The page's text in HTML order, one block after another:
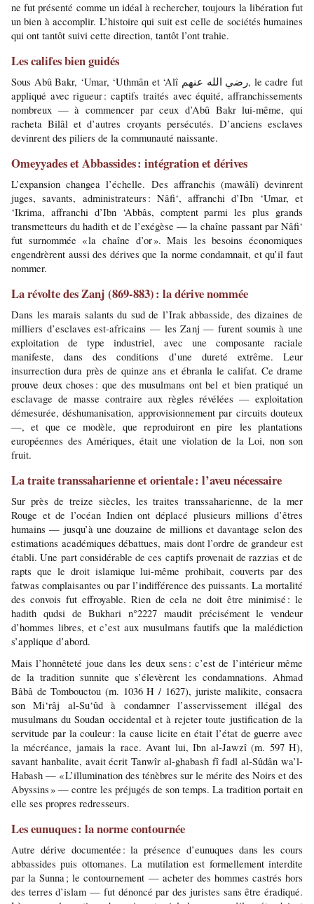
ne fut présenté comme un idéal à rechercher, toujours la libération fut
un bien à accomplir. L’histoire qui suit est celle de sociétés humaines
qui ont tantôt suivi cette direction, tantôt l’ont trahie.
Les califes bien guidés
Sous Abû Bakr, ‘Umar, ‘Uthmân et ‘Alî رضي الله عنهم, le cadre fut
appliqué avec rigueur : captifs traités avec équité, affranchissements
nombreux — à commencer par ceux d’Abû Bakr lui-même, qui
racheta Bilâl et d’autres croyants persécutés. D’anciens esclaves
devinrent des piliers de la communauté naissante.
Omeyyades et Abbassides : intégration et dérives
L’expansion changea l’échelle. Des affranchis (mawâlî) devinrent
juges, savants, administrateurs : Nâfi‘, affranchi d’Ibn ‘Umar, et
‘Ikrima, affranchi d’Ibn ‘Abbâs, comptent parmi les plus grands
transmetteurs du hadith et de l’exégèse — la chaîne passant par Nâfi‘
fut surnommée « la chaîne d’or ». Mais les besoins économiques
engendrèrent aussi des dérives que la norme condamnait, et qu’il faut
nommer.
La révolte des Zanj (869-883) : la dérive nommée
Dans les marais salants du sud de l’Irak abbasside, des dizaines de
milliers d’esclaves est-africains — les Zanj — furent soumis à une
exploitation de type industriel, avec une composante raciale
manifeste, dans des conditions d’une dureté extrême. Leur
insurrection dura près de quinze ans et ébranla le califat. Ce drame
prouve deux choses : que des musulmans ont bel et bien pratiqué un
esclavage de masse contraire aux règles révélées — exploitation
démesurée, déshumanisation, approvisionnement par circuits douteux
—, et que ce modèle, que reproduiront en pire les plantations
européennes des Amériques, était une violation de la Loi, non son
fruit.
La traite transsaharienne et orientale : l’aveu nécessaire
Sur près de treize siècles, les traites transsaharienne, de la mer
Rouge et de l’océan Indien ont déplacé plusieurs millions d’êtres
humains — jusqu’à une douzaine de millions et davantage selon des
estimations académiques débattues, mais dont l’ordre de grandeur est
établi. Une part considérable de ces captifs provenait de razzias et de
rapts que le droit islamique lui-même prohibait, couverts par des
fatwas complaisantes ou par l’indifférence des puissants. La mortalité
des convois fut effroyable. Rien de cela ne doit être minimisé : le
hadith qudsi de Bukhari n°2227 maudit précisément le vendeur
d’hommes libres, et c’est aux musulmans fautifs que la malédiction
s’applique d’abord.
Mais l’honnêteté joue dans les deux sens : c’est de l’intérieur même
de la tradition sunnite que s’élevèrent les condamnations. Ahmad
Bâbâ de Tombouctou (m. 1036 H / 1627), juriste malikite, consacra
son Mi‘râj al-Su‘ûd à condamner l’asservissement illégal des
musulmans du Soudan occidental et à rejeter toute justification de la
servitude par la couleur : la cause licite en était l’état de guerre avec
la mécréance, jamais la race. Avant lui, Ibn al-Jawzî (m. 597 H),
savant hanbalite, avait écrit Tanwîr al-ghabash fî fadl al-Sûdân wa’l-
Habash — « L’illumination des ténèbres sur le mérite des Noirs et des
Abyssins » — contre les préjugés de son temps. La tradition portait en
elle ses propres redresseurs.
Les eunuques : la norme contournée
Autre dérive documentée : la présence d’eunuques dans les cours
abbassides puis ottomanes. La mutilation est formellement interdite
par la Sunna ; le contournement — acheter des hommes castrés hors
des terres d’islam — fut dénoncé par des juristes sans être éradiqué.